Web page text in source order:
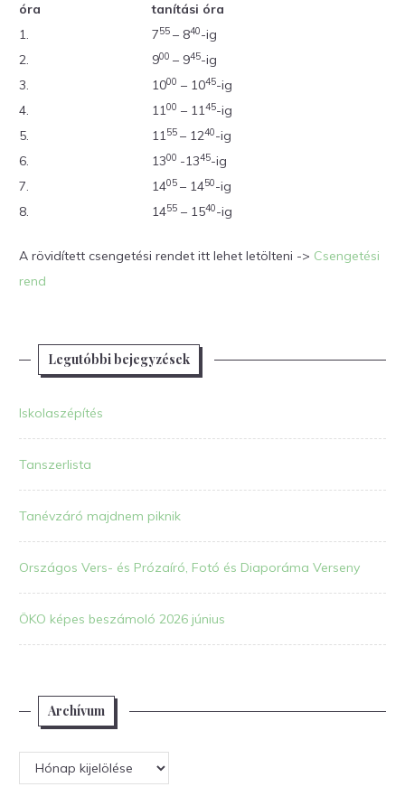
óra
tanítási óra
1.
755 – 840-ig
2.
900 – 945-ig
3.
1000 – 1045-ig
4.
1100 – 1145-ig
5.
1155 – 1240-ig
6.
1300 -1345-ig
7.
1405 – 1450-ig
8.
1455 – 1540-ig
A rövidített csengetési rendet itt lehet letölteni -> Csengetési
rend
Legutóbbi bejegyzések
Iskolaszépítés
Tanszerlista
Tanévzáró majdnem piknik
Országos Vers- és Prózaíró, Fotó és Diaporáma Verseny
ÖKO képes beszámoló 2026 június
Archívum
Archívum